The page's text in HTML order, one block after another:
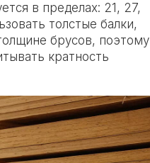
в пределах: 21, 27,
толстые балки,
брусов, поэтому
кратность